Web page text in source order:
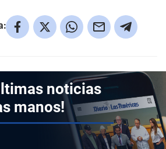
noticias
manos!